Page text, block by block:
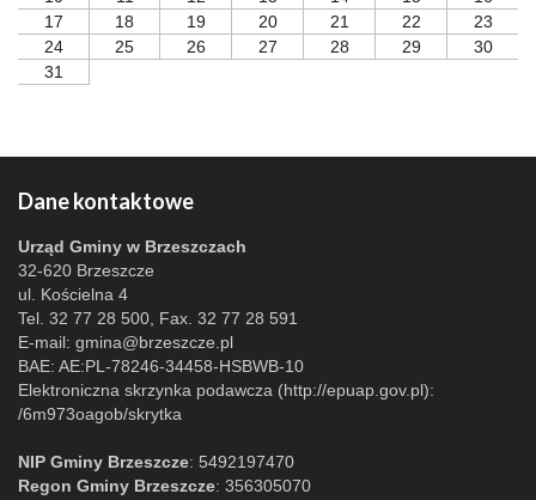
17
18 19 20 21 22
23
24
25 26 27 28 29
30
31
Dane kontaktowe
Urząd Gminy w Brzeszczach
32-620 Brzeszcze
ul. Kościelna 4
Tel. 32 77 28 500, Fax. 32 77 28 591
E-mail: gmina@brzeszcze.pl
BAE: AE:PL-78246-34458-HSBWB-10
Elektroniczna skrzynka podawcza (http://epuap.gov.pl):
/6m973oagob/skrytka
NIP Gminy Brzeszcze: 5492197470
Regon Gminy Brzeszcze: 356305070